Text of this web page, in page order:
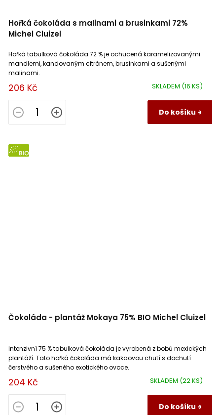
Hořká čokoláda s malinami a brusinkami 72%
Michel Cluizel
SKLADEM (16 KS)
206 Kč
Do košíku
Hořká tabulková čokoláda 72 % je ochucená karamelizovanými
mandlemi, kandovaným citrónem, brusinkami a sušenými
malinami.
Čokoláda - plantáž Mokaya 75% BIO Michel Cluizel
SKLADEM (22 KS)
204 Kč
Do košíku
Intenzivní 75 % tabulková čokoláda je vyrobená z bobů mexických
plantáží. Tato hořká čokoláda má kakaovou chutí s dochutí
čerstvého a sušeného exotického ovoce.